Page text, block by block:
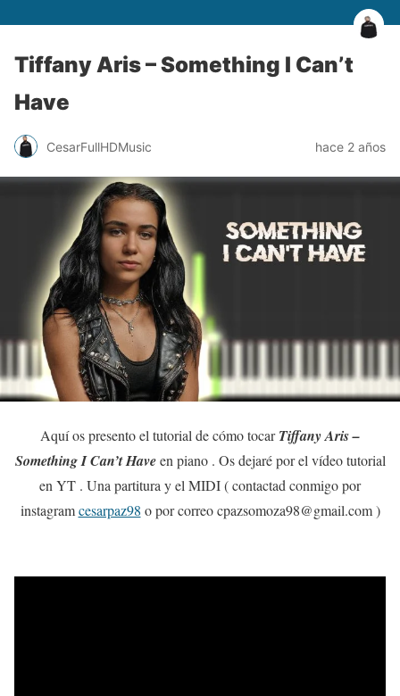
Tiffany Aris – Something I Can’t
Have
CesarFullHDMusic hace 2 años
Aquí os presento el tutorial de cómo tocarTiffany Aris –
Something I Can’t Haveen piano . Os dejaré por el vídeo tutorial
en YT . Una partitura y el MIDI ( contactad conmigo por
instagramcesarpaz98 o por correo cpazsomoza98@gmail.com )